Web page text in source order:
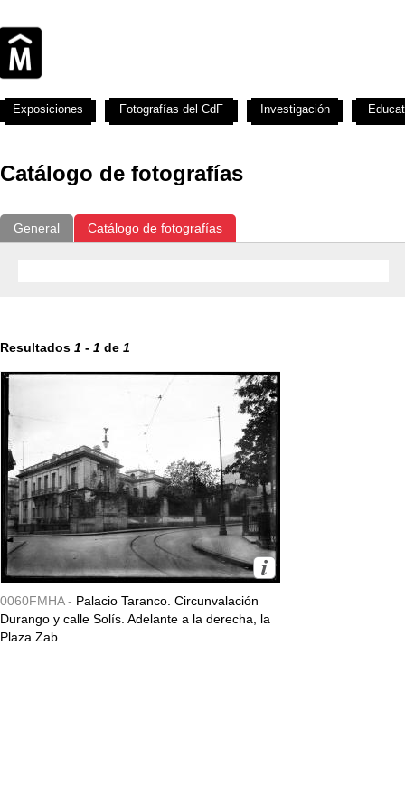
Catálogo de fotografías
General Catálogo de fotografías
Resultados 1 - 1 de 1
0060FMHA - Palacio Taranco. Circunvalación
Durango y calle Solís. Adelante a la derecha, la
Plaza Zab...
Exposiciones Fotografías del CdF Investigación